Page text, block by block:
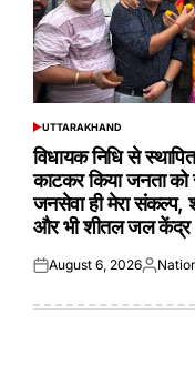
POSTED
IN
UTTARAKHAND
विधायक निधि से
काटकर किया जनता को
जनसेवा ही मेरा
और भी शीतल जल केंद्र
Posted
August 6, 2026Posted